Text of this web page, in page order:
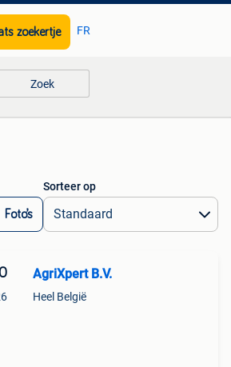
zoekertje FR
Zoek
Foto’s
Sorteer op
AgriXpert B.V.
Heel België